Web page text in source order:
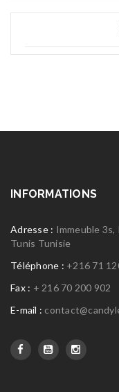
INFORMATIONS
Adresse : Immeuble 3s,
Tunis Tunisie
Téléphone : +216 71
Fax : + 216 70 200 902
E-mail :